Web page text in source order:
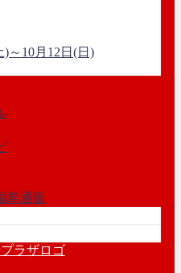
～10月12日(日)